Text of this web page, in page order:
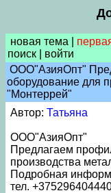
новая тема
поиск
войти
ООО"АзияОпт"
оборудование для
"Монтеррей"
Автор: Татьяна
ООО"АзияОпт"
Предлагаем
производства
Подробная
тел.